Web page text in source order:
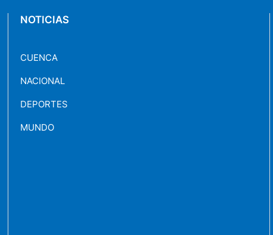
NOTICIAS
CUENCA
NACIONAL
DEPORTES
MUNDO